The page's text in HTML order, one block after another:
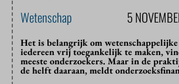
Wetenschap 5
Het is belangrijk om
iedereen vrij toegankelijk te maken,
meeste onderzoekers. Maar in de
de helft daaraan, meldt